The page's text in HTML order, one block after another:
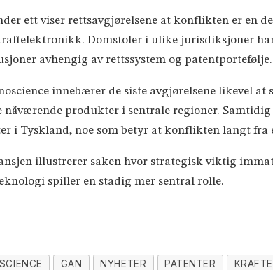
ett viser rettsavgjørelsene at konflikten er en
Domstoler i ulike jurisdiksjoner
avhengig av rettssystem og patentportefølje.
innebærer de siste avgjørelsene likevel
nåværende produkter i sentrale regioner.
i Tyskland, noe som betyr at konflikten langt fra
illustrerer saken hvor strategisk viktig
spiller en stadig mer sentral rolle.
GAN NYHETER PATENTER